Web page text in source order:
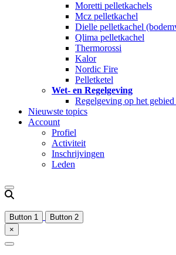
Moretti pelletkachels
Mcz pelletkachel
Dielle pelletkachel
Qlima pelletkachel
Thermorossi
Kalor
Nordic Fire
Pelletketel
Wet- en Regelgeving
Regelgeving op het
Nieuwste topics
Account
Profiel
Activiteit
Inschrijvingen
Leden
Button 1
Button 2
×